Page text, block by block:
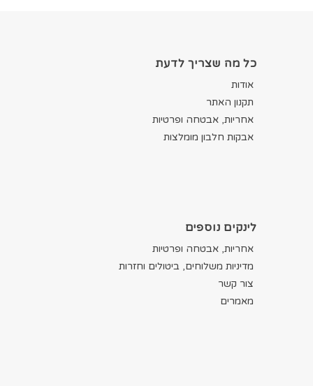
כל מה שצריך לדעת
אודות
תקנון האתר
אחריות, אבטחה ופרטיות
אבקות חלבון מומלצות
לינקים נוספים
אחריות, אבטחה ופרטיות
מדיניות משלוחים, ביטולים וחזרות
צור קשר
מאמרים